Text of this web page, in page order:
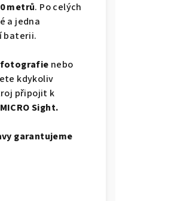
metrů. Po celých
a jedna
baterii.
fotografie nebo
kdykoliv
připojit k
Sight.
garantujeme